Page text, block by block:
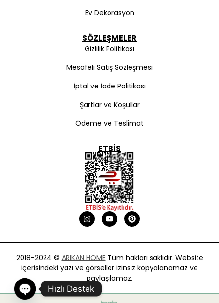
Ev Dekorasyon
SÖZLEŞMELER
Gizlilik Politikası
Mesafeli Satış Sözleşmesi
İptal ve İade Politikası
Şartlar ve Koşullar
Ödeme ve Teslimat
ETBIS
2018-2024 © ARIKAN HOME Tüm hakları saklıdır. Website
içerisindeki yazı ve görseller izinsiz kopyalanamaz ve
paylaşılamaz.
Hızlı Destek